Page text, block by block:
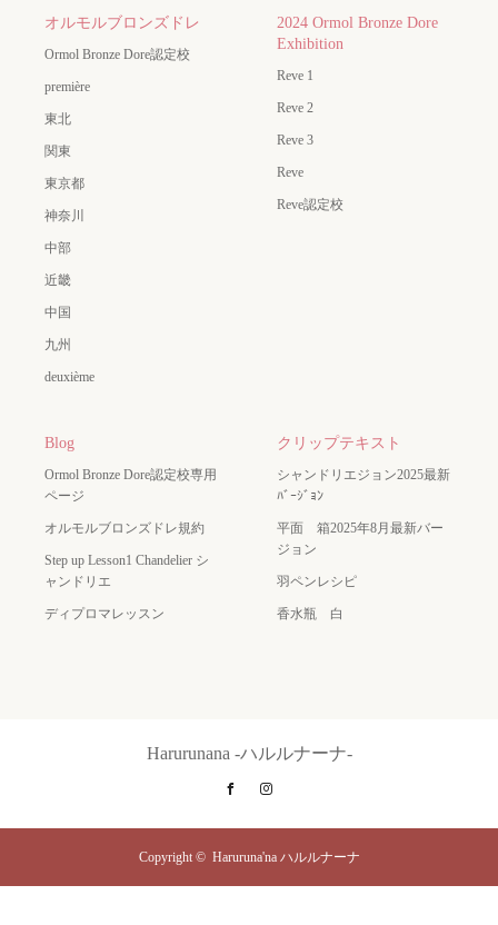
オルモルブロンズドレ
Ormol Bronze Dore認定校
première
東北
関東
東京都
神奈川
中部
近畿
中国
九州
deuxième
2024 Ormol Bronze Dore
Exhibition
Reve 1
Reve 2
Reve 3
Reve
Reve認定校
Blog
Ormol Bronze Dore認定校専用
ページ
オルモルブロンズドレ規約
Step up Lesson1 Chandelier シ
ャンドリエ
ディプロマレッスン
クリップテキスト
シャンドリエジョン2025最新
ﾊﾞｰｼﾞｮﾝ
平面 箱2025年8月最新バー
ジョン
羽ペンレシピ
香水瓶 白
Harurunana -ハルルナーナ-
Facebook
Copyright © Haruruna'na ハルルナーナ